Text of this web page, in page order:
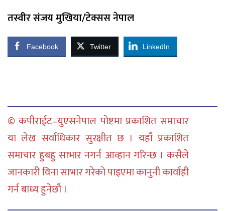
तस्वीर संजय मुखिया/टेक्सस नेपाल
Facebook Twitter LinkedIn
© कपीराईट–युएसनेपाल पोष्टमा प्रकाशित समाचार
या लेख सर्वाधिकार सुरक्षीत छ । यहाँ प्रकाशित
समाचार हुबहु साभार नगर्न आव्हान गरिन्छ । कसैले
जानकारी विना साभार गरेको पाइएमा कानुनी कार्वाही
गर्न बाध्य हुनेछौ ।